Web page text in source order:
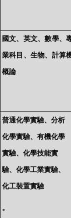
國文、英文、數學、
業科目、生物、計算
概論
普通化學實驗、分析
化學實驗、有機化學
實驗、化學技能實
驗、化學工業實驗、
化工裝置實驗
。